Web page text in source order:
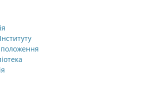
положення